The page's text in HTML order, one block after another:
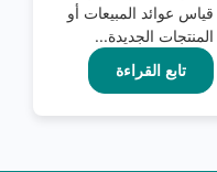
قياس عوائد المبيعات أو
المنتجات الجديدة...
تابع القراءة